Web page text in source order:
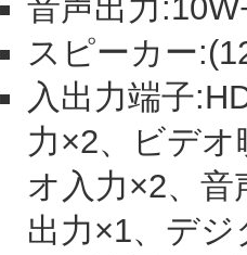
音声出力
スピーカー
入出力端子
力×2、ビデ
オ入力×2、
出力×1、デ